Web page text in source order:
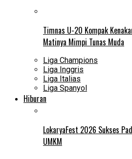
Timnas U-20 Kompak
Matinya Mimpi Tunas Muda
Liga Champions
Liga Inggris
Liga Italias
Liga Spanyol
Hiburan
LokaryaFest 2026 Sukses
UMKM